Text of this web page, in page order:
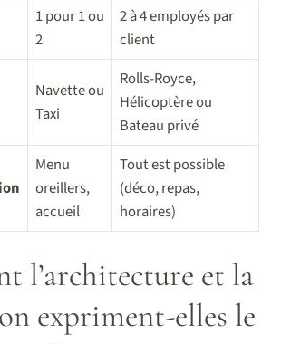
1 pour 1 ou
2
2 à 4 employés par
client
Navette ou
Taxi
Rolls-Royce,
Hélicoptère ou
Bateau privé
Menu
oreillers,
accueil
Tout est possible
(déco, repas,
horaires)
l’architecture et la
expriment-elles le